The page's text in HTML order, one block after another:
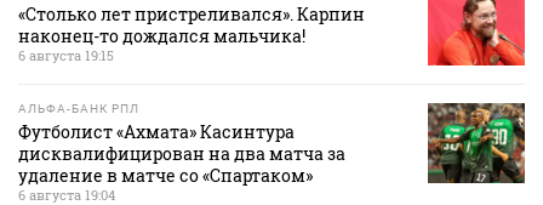
«Столько лет пристреливался». Карпин
наконец-то дождался мальчика!
6 августа 19:15
АЛЬФА-БАНК РПЛ
Футболист «Ахмата» Касинтура
дисквалифицирован на два матча за
удаление в матче со «Спартаком»
6 августа 19:04